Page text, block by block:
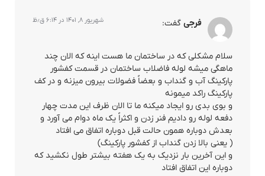
فرجی گفت: شهریور ۸, ۱۴۰۱ در ۶:۱۴ ق٫ظ
سلام مشکلی که در ساختمان ما هست اینه که الان چند
ماهگی میشه لوله فاضلاب ساختمان در قسمت کفشور
پارکینگ آب و گنداب و بعضاً فضولات بیرون میزنه و در کف
پارکینگ راکد میمونه
و بوی بدی رو ایجاد میکنه ما تا الان ظرف این مدت چهار
دفعه لوله رو دادیم فنر زدن و اکثراً یک ماه دوام می آورد و
بعدش دوباره همون حالت قبل دوباره اتفاق می افتاد
( یعنی بالا زدن گنداب از کفشور پارکینگ)
و این آخرین بار نزدیک به یک هفته بیشتر طول نکشید که
دوباره این اتفاق افتاد